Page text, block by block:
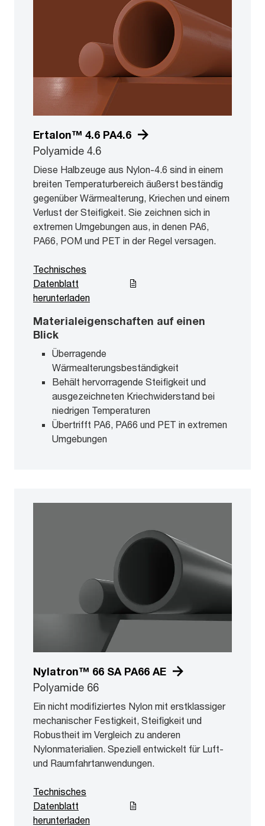
Ertalon™ 4.6 PA4.6
Polyamide 4.6
Diese Halbzeuge aus Nylon-4.6 sind in einem
breiten Temperaturbereich äußerst beständig
gegenüber Wärmealterung, Kriechen und einem
Verlust der Steifigkeit. Sie zeichnen sich in
extremen Umgebungen aus, in denen PA6,
PA66, POM und PET in der Regel versagen.
Materialeigenschaften auf einen
Blick
Überragende
Wärmealterungsbeständigkeit
Behält hervorragende Steifigkeit und
ausgezeichneten Kriechwiderstand bei
niedrigen Temperaturen
Übertrifft PA6, PA66 und PET in extremen
Umgebungen
Technisches
Datenblatt
herunterladen
Nylatron™ 66 SA PA66 AE
Polyamide 66
Ein nicht modifiziertes Nylon mit erstklassiger
mechanischer Festigkeit, Steifigkeit und
Robustheit im Vergleich zu anderen
Nylonmaterialien. Speziell entwickelt für Luft-
und Raumfahrtanwendungen.
Technisches
Datenblatt
herunterladen